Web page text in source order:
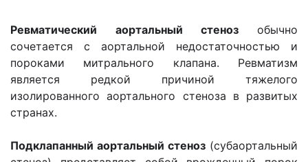
Ревматический аортальный стеноз обычно
сочетается с аортальной недостаточностью и
пороками митрального клапана. Ревматизм
является редкой причиной тяжелого
изолированного аортального стеноза в развитых
странах.
Подклапанный аортальный стеноз (субаортальный